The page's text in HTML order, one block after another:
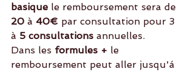
basique le remboursement sera de
20 à 40€ par consultation pour 3
à 5 consultations annuelles.
Dans les formules + le
remboursement peut aller jusqu'á